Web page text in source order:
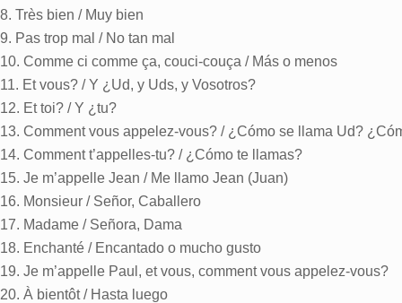
8. Très bien / Muy bien
9. Pas trop mal / No tan mal
10. Comme ci comme ça, couci-couça / Más o menos
11. Et vous? / Y ¿Ud, y Uds, y Vosotros?
12. Et toi? / Y ¿tu?
13. Comment vous appelez-vous? / ¿Cómo se llama Ud?
14. Comment t’appelles-tu? / ¿Cómo te llamas?
15. Je m’appelle Jean / Me llamo Jean (Juan)
16. Monsieur / Señor, Caballero
17. Madame / Señora, Dama
18. Enchanté / Encantado o mucho gusto
19. Je m’appelle Paul, et vous, comment vous appelez-vous?
20. À bientôt / Hasta luego